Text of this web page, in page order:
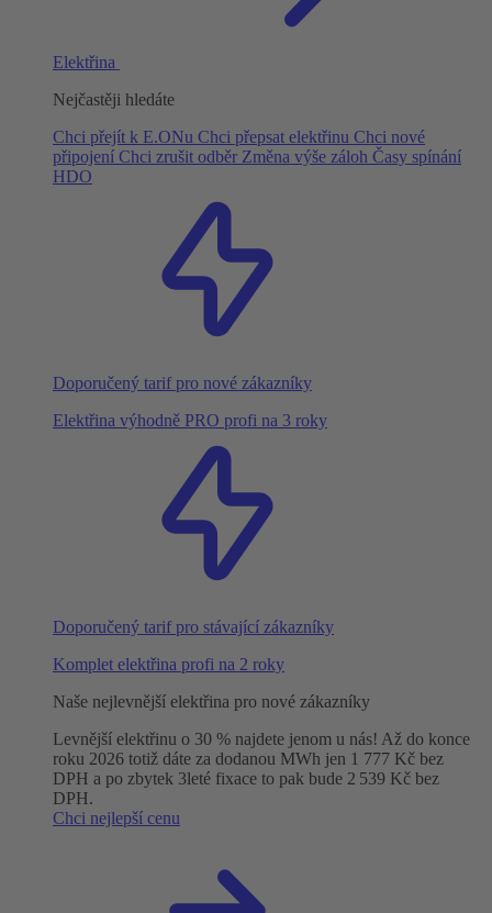
Elektřina
Nejčastěji hledáte
Chci přejít k E.ONu Chci přepsat elektřinu Chci nové
připojení Chci zrušit odběr Změna výše záloh Časy spínání
HDO
Doporučený tarif pro nové zákazníky
Elektřina výhodně PRO profi na 3 roky
Doporučený tarif pro stávající zákazníky
Komplet elektřina profi na 2 roky
Naše nejlevnější elektřina pro nové zákazníky
Levnější elektřinu o 30 % najdete jenom u nás! Až do konce
roku 2026 totiž dáte za dodanou MWh jen 1 777 Kč bez
DPH a po zbytek 3leté fixace to pak bude 2 539 Kč bez
DPH.
Chci nejlepší cenu